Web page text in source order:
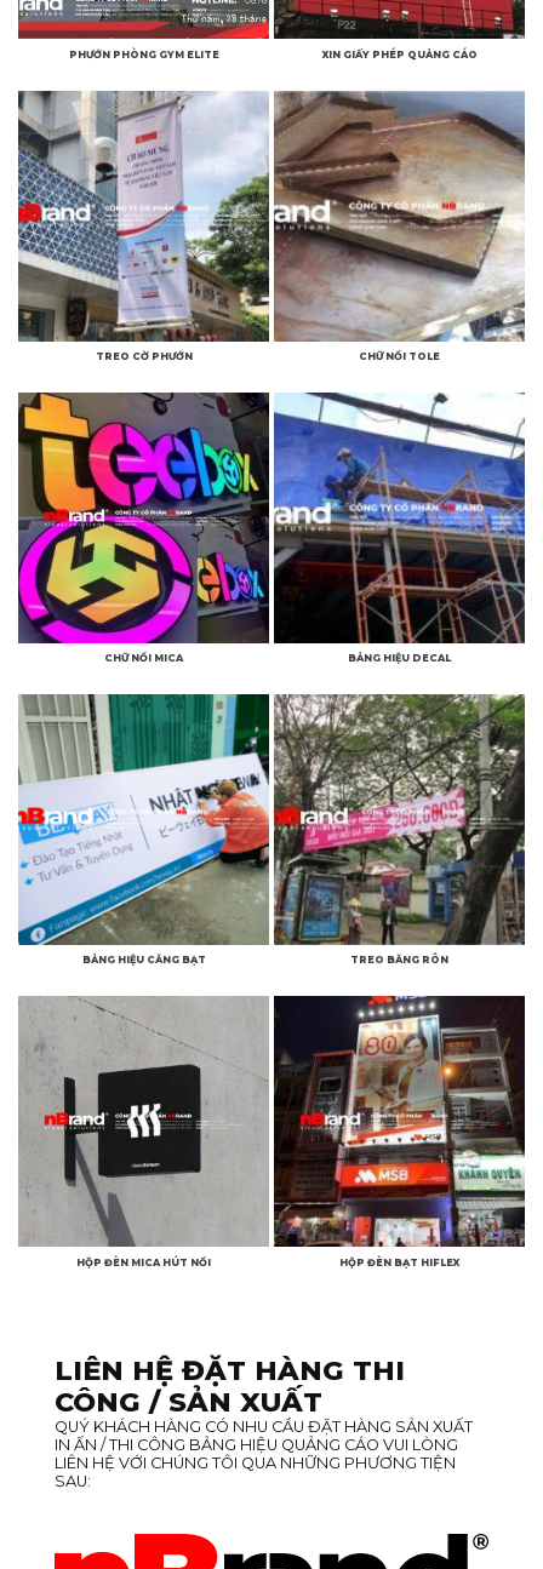
PHƯỚN PHÒNG GYM ELITE XIN GIẤY PHÉP QUẢNG CÁO
TREO CỜ PHƯỚN CHỮ NỔI TOLE
CHỮ NỔI MICA BẢNG HIỆU DECAL
BẢNG HIỆU CĂNG BẠT TREO BĂNG RÔN
HỘP ĐÈN MICA HÚT NỔI HỘP ĐÈN BẠT HIFLEX
LIÊN HỆ ĐẶT HÀNG THI
CÔNG / SẢN XUẤT
QUÝ KHÁCH HÀNG CÓ NHU CẦU ĐẶT HÀNG SẢN XUẤT
IN ẤN / THI CÔNG BẢNG HIỆU QUẢNG CÁO VUI LÒNG
LIÊN HỆ VỚI CHÚNG TÔI QUA NHỮNG PHƯƠNG TIỆN
SAU: